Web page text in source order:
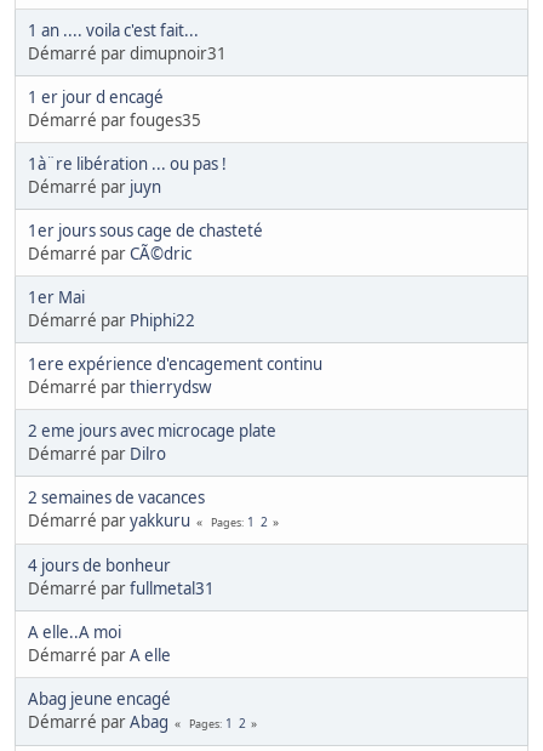
1 an .... voila c'est fait...
Démarré par dimupnoir31
1 er jour d encagé
Démarré par fouges35
1à¨re libération ... ou pas !
Démarré par juyn
1er jours sous cage de chasteté
Démarré parCÃ©dric
1er Mai
Démarré par Phiphi22
1ere expérience d'encagement continu
Démarré parthierrydsw
2 eme jours avec microcage plate
Démarré par Dilro
2 semaines de vacances
Démarré paryakkuru Pages 1 2
4 jours de bonheur
Démarré parfullmetal31
A elle..A moi
Démarré parA elle
Abag jeune encagé
Démarré parAbag Pages 1 2